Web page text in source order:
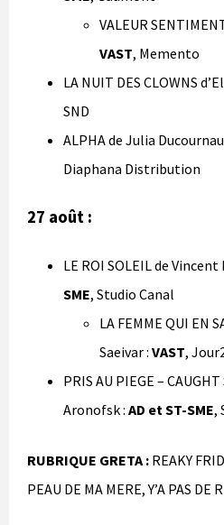
VALEUR
VAST, Memento
LA NUIT DES CLOWNS
SND
ALPHA de Julia
Diaphana Distribution
27 août :
LE ROI SOLEIL de Vincent
SME, Studio Canal
LA FEMME QUI EN
Saeivar : VAST,
PRIS AU PIEGE –
Aronofsk : AD et ST-SME,
RUBRIQUE GRETA : REAKY
PEAU DE MA MERE, Y’A PAS DE